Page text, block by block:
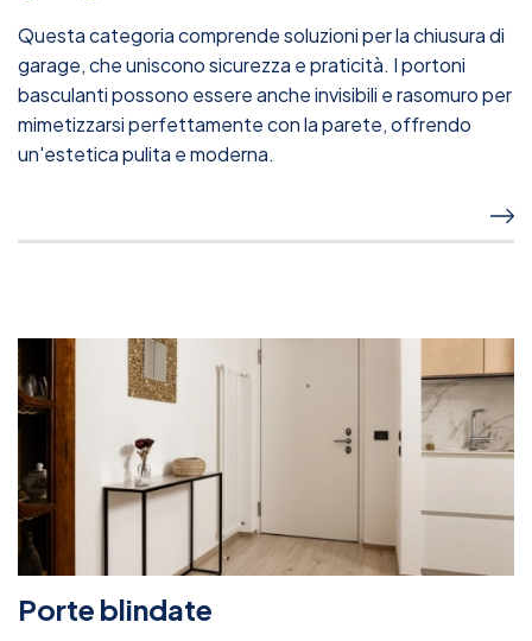
Questa categoria comprende soluzioni per la chiusura di
garage, che uniscono sicurezza e praticità. I portoni
basculanti possono essere anche invisibili e rasomuro per
mimetizzarsi perfettamente con la parete, offrendo
un'estetica pulita e moderna.
Porte blindate